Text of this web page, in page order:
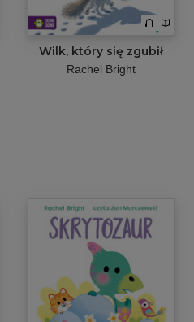
Wilk, który się zgubił
Rachel Bright